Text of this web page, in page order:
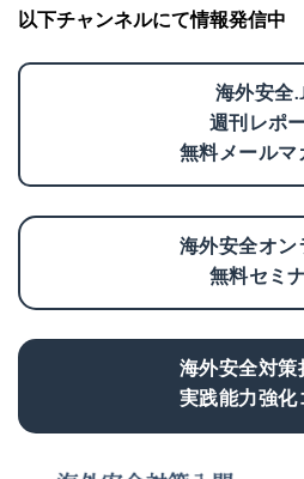
以下チャンネルにて情報発信中
海外安全
週刊レポ
無料メールマ
海外安全オン
無料セミ
海外安全対策
実践能力強化